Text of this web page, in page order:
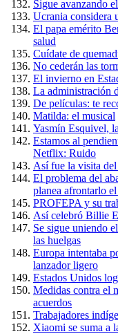
Sigue avanzando
Ucrania considera
El papa emérito
salud
Cuídate de
No cederán las
El invierno en
La administración
De películas: te
Matilda: el musical
Yasmín Esquivel,
Estamos al
Netflix: Ruido
Así fue la visita
El problema del
planea afrontarlo
PROFEPA y su
Así celebró Billie
Se sigue uniendo
las huelgas
Europa intentaba
lanzador ligero
Estados Unidos
Medidas contra el
acuerdos
Trabajadores
Xiaomi se suma a